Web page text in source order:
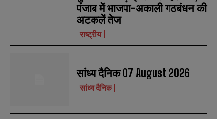
SUBMIT
SUBMIT
पंजाब में भाजपा-अकाली गठबंधन की
अटकलें तेज
राष्ट्रीय
सांध्य दैनिक 07 August 2026
सांध्य दैनिक